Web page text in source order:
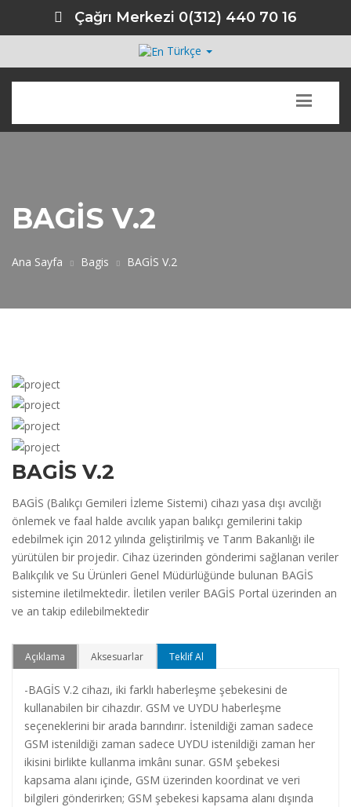
Çağrı Merkezi 0(312) 440 70 16
Türkçe
BAGİS V.2
Ana Sayfa Bagis BAGİS V.2
BAGİS V.2
BAGİS (Balıkçı Gemileri İzleme Sistemi) cihazı yasa dışı avcılığı
önlemek ve faal halde avcılık yapan balıkçı gemilerini takip
edebilmek için 2012 yılında geliştirilmiş ve Tarım Bakanlığı ile
yürütülen bir projedir. Cihaz üzerinden gönderimi sağlanan veriler
Balıkçılık ve Su Ürünleri Genel Müdürlüğünde bulunan BAGİS
sistemine iletilmektedir. İletilen veriler BAGİS Portal üzerinden an
ve an takip edilebilmektedir
Açıklama Aksesuarlar Teklif Al
-BAGİS V.2 cihazı, iki farklı haberleşme şebekesini de
kullanabilen bir cihazdır. GSM ve UYDU haberleşme
seçeneklerini bir arada barındırır. İstenildiği zaman sadece
GSM istenildiği zaman sadece UYDU istenildiği zaman her
ikisini birlikte kullanma imkânı sunar. GSM şebekesi
kapsama alanı içinde, GSM üzerinden koordinat ve veri
bilgileri gönderirken; GSM şebekesi kapsama alanı dışında